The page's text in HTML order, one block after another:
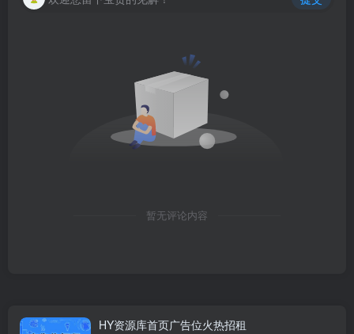
暂无评论内容
HY资源库首页广告位火热招租